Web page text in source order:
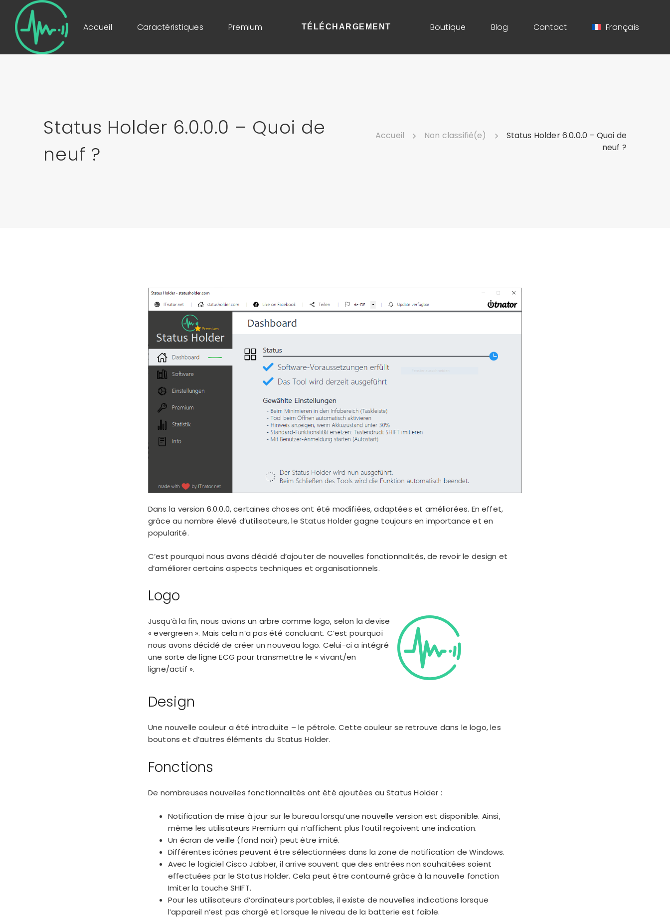
Accueil Caractéristiques Premium TÉLÉCHARGEMENT Boutique Blog Contact Français
Status Holder 6.0.0.0 – Quoi de
neuf ?
Accueil Non classifié(e)
Status Holder 6.0.0.0 – Quoi de
neuf ?
Dans la version 6.0.0.0, certaines choses ont été modifiées, adaptées et améliorées. En effet,
grâce au nombre élevé d’utilisateurs, le Status Holder gagne toujours en importance et en
popularité.
C’est pourquoi nous avons décidé d’ajouter de nouvelles fonctionnalités, de revoir le design et
d’améliorer certains aspects techniques et organisationnels.
Logo
Jusqu’à la fin, nous avions un arbre comme logo, selon la devise
« evergreen ». Mais cela n’a pas été concluant. C’est pourquoi
nous avons décidé de créer un nouveau logo. Celui-ci a intégré
une sorte de ligne ECG pour transmettre le « vivant/en
ligne/actif ».
Design
Une nouvelle couleur a été introduite – le pétrole. Cette couleur se retrouve dans le logo, les
boutons et d’autres éléments du Status Holder.
Fonctions
De nombreuses nouvelles fonctionnalités ont été ajoutées au Status Holder :
Notification de mise à jour sur le bureau lorsqu’une nouvelle version est disponible. Ainsi,
même les utilisateurs Premium qui n’affichent plus l’outil reçoivent une indication.
Un écran de veille (fond noir) peut être imité.
Différentes icônes peuvent être sélectionnées dans la zone de notification de Windows.
Avec le logiciel Cisco Jabber, il arrive souvent que des entrées non souhaitées soient
effectuées par le Status Holder. Cela peut être contourné grâce à la nouvelle fonction
Imiter la touche SHIFT.
Pour les utilisateurs d’ordinateurs portables, il existe de nouvelles indications lorsque
l’appareil n’est pas chargé et lorsque le niveau de la batterie est faible.